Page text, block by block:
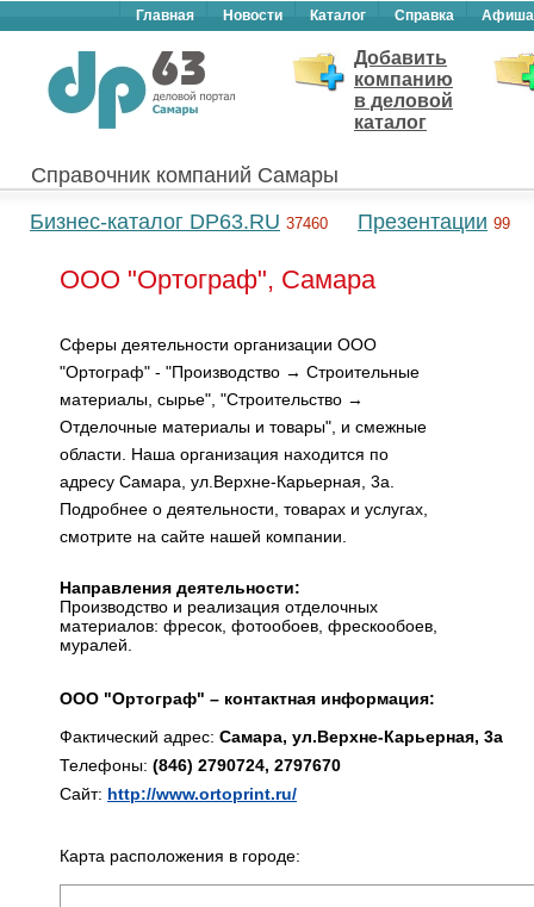
Главная Новости Каталог Справка Афиша
Добавить
компанию
в деловой
каталог
Справочник компаний Самары
Бизнес-каталог DP63.RU 37460 Презентации 99
ООО "Ортограф", Самара
Сферы деятельности организации ООО
"Ортограф" - "Производство → Строительные
материалы, сырье", "Строительство →
Отделочные материалы и товары", и смежные
области. Наша организация находится по
адресу Самара, ул.Верхне-Карьерная, 3а.
Подробнее о деятельности, товарах и услугах,
смотрите на сайте нашей компании.
Направления деятельности:
Производство и реализация отделочных
материалов: фресок, фотообоев, фрескообоев,
муралей.
ООО "Ортограф" – контактная информация:
Фактический адрес: Самара, ул.Верхне-Карьерная, 3а
Телефоны: (846) 2790724, 2797670
Сайт: http://www.ortoprint.ru/
Карта расположения в городе: